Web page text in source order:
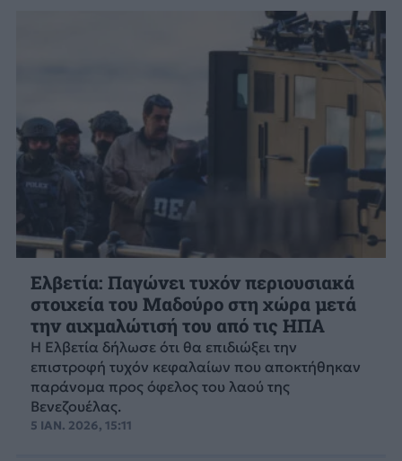
Ελβετία: Παγώνει τυχόν περιουσιακά
στοιχεία του Μαδούρο στη χώρα μετά
την αιχμαλώτισή του από τις ΗΠΑ
Η Ελβετία δήλωσε ότι θα επιδιώξει την
επιστροφή τυχόν κεφαλαίων που αποκτήθηκαν
παράνομα προς όφελος του λαού της
Βενεζουέλας.
5 ΙΑΝ. 2026, 15:11